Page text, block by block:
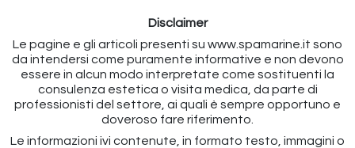
Disclaimer
Le pagine e gli articoli presenti su www.spamarine.it sono
da intendersi come puramente informative e non devono
essere in alcun modo interpretate come sostituenti la
consulenza estetica o visita medica, da parte di
professionisti del settore, ai quali è sempre opportuno e
doveroso fare riferimento.
Le informazioni ivi contenute, in formato testo, immagini o